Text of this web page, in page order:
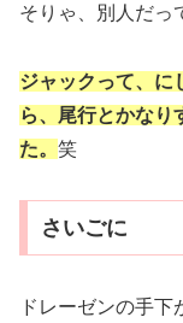
そりゃ、別人だっ
ジャックって、に
ら、尾行とかなり
た。 笑
さいごに
ドレーゼンの手